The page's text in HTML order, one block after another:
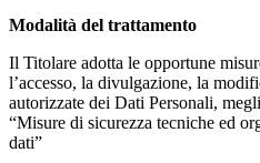
Modalità del trattamento
Il Titolare adotta le opportune
l’accesso, la divulgazione, la
autorizzate dei Dati Personali,
“Misure di sicurezza tecniche ed
dati”